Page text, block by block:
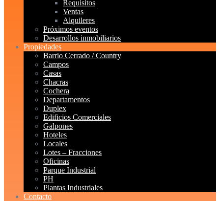
Requisitos
Ventas
Alquileres
Próximos eventos
Desarrollos inmobiliarios
Propiedades
Barrio Cerrado / Country
Campos
Casas
Chacras
Cochera
Departamentos
Duplex
Edificios Comerciales
Galpones
Hoteles
Locales
Lotes – Fracciones
Oficinas
Parque Industrial
PH
Plantas Industriales
Contacto